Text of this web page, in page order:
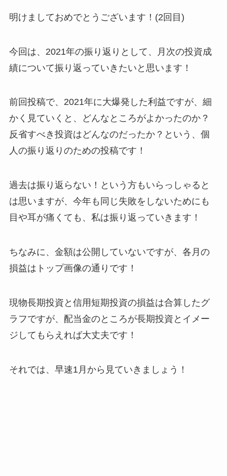
明けましておめでとうございます！(2回目)
今回は、2021年の振り返りとして、月次の投資成
績について振り返っていきたいと思います！
前回投稿で、2021年に大爆発した利益ですが、細
かく見ていくと、どんなところがよかったのか？
反省すべき投資はどんなのだったか？という、個
人の振り返りのための投稿です！
過去は振り返らない！という方もいらっしゃると
は思いますが、今年も同じ失敗をしないためにも
目や耳が痛くても、私は振り返っていきます！
ちなみに、金額は公開していないですが、各月の
損益はトップ画像の通りです！
現物長期投資と信用短期投資の損益は合算したグ
ラフですが、配当金のところが長期投資とイメー
ジしてもらえれば大丈夫です！
それでは、早速1月から見ていきましょう！